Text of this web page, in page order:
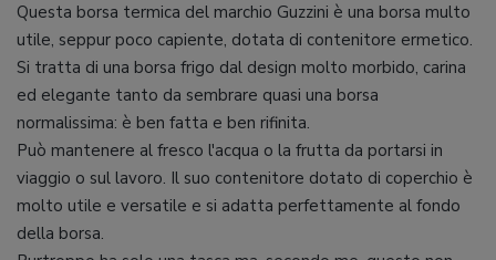
Questa borsa termica del marchio Guzzini è una borsa multo
utile, seppur poco capiente, dotata di contenitore ermetico.
Si tratta di una borsa frigo dal design molto morbido, carina
ed elegante tanto da sembrare quasi una borsa
normalissima: è ben fatta e ben rifinita.
Può mantenere al fresco l'acqua o la frutta da portarsi in
viaggio o sul lavoro. Il suo contenitore dotato di coperchio è
molto utile e versatile e si adatta perfettamente al fondo
della borsa.